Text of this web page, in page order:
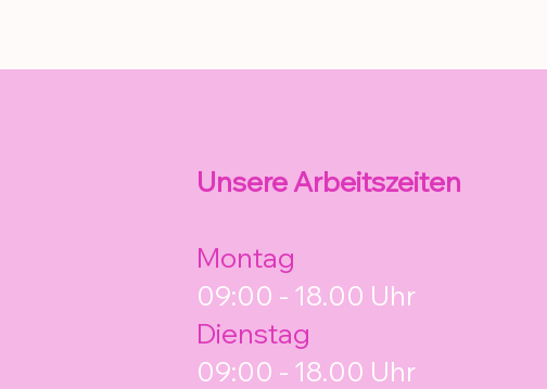
Unsere Arbeitszeiten
Montag
09:00 - 18.00 Uhr
Dienstag
09:00 - 18.00 Uhr